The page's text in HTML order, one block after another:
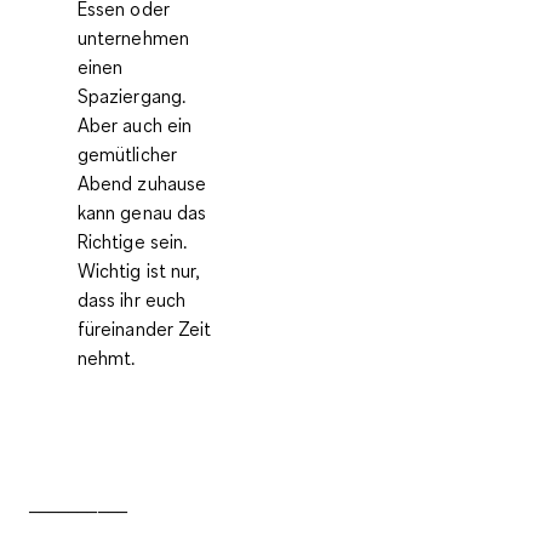
Essen oder
unternehmen
einen
Spaziergang.
Aber auch ein
gemütlicher
Abend zuhause
kann genau das
Richtige sein.
Wichtig ist nur,
dass ihr euch
füreinander Zeit
nehmt.